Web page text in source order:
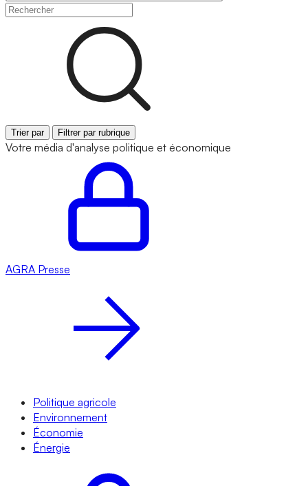
Trier par Filtrer par rubrique
Votre média d'analyse politique et économique
AGRA Presse
Politique agricole
Environnement
Économie
Énergie